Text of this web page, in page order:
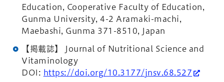
Education, Cooperative Faculty of Education,
Gunma University, 4-2 Aramaki-machi,
Maebashi, Gunma 371-8510, Japan
【掲載誌】 Journal of Nutritional Science and
Vitaminology
DOI: https://doi.org/10.3177/jnsv.68.527